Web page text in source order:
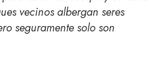
vecinos albergan seres
seguramente solo son